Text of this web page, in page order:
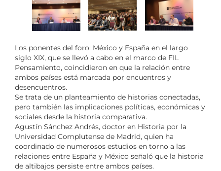
Los ponentes del foro: México y España en el largo
siglo XIX, que se llevó a cabo en el marco de FIL
Pensamiento, coincidieron en que la relación entre
ambos países está marcada por encuentros y
desencuentros.
Se trata de un planteamiento de historias conectadas,
pero también las implicaciones políticas, económicas y
sociales desde la historia comparativa.
Agustín Sánchez Andrés, doctor en Historia por la
Universidad Complutense de Madrid, quien ha
coordinado de numerosos estudios en torno a las
relaciones entre España y México señaló que la historia
de altibajos persiste entre ambos países.